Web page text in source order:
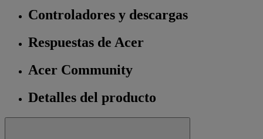
Controladores y descargas
Respuestas de Acer
Acer Community
Detalles del producto